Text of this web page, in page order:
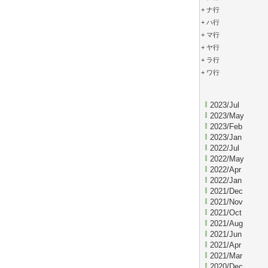
+ ナ行
+ ハ行
+ マ行
+ ヤ行
+ ラ行
+ ワ行
2023/Jul
2023/May
2023/Feb
2023/Jan
2022/Jul
2022/May
2022/Apr
2022/Jan
2021/Dec
2021/Nov
2021/Oct
2021/Aug
2021/Jun
2021/Apr
2021/Mar